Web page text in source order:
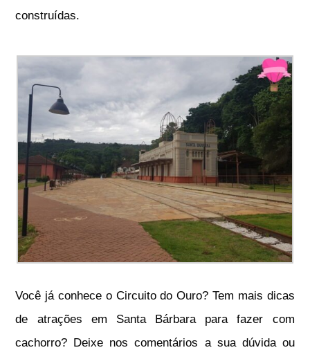
construídas.
Você já conhece o Circuito do Ouro? Tem mais dicas
de atrações em Santa Bárbara para fazer com
cachorro? Deixe nos comentários a sua dúvida ou